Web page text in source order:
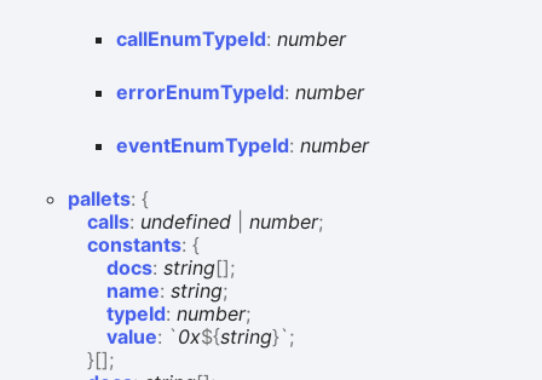
callEnumTypeId: number
errorEnumTypeId: number
eventEnumTypeId: number
pallets: {
calls: undefined number;
constants: {
docs: string[];
name: string;
typeId: number;
value: ` 0x${string}` ;
}[];